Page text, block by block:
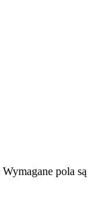
Wymagane pola są